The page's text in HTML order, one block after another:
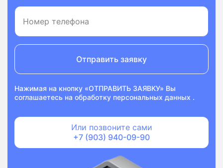
Отправить заявку
Нажимая на кнопку «ОТПРАВИТЬ ЗАЯВКУ» Вы
соглашаетесь на обработку персональных данных .
Или позвоните сами
+7 (903) 940-09-90